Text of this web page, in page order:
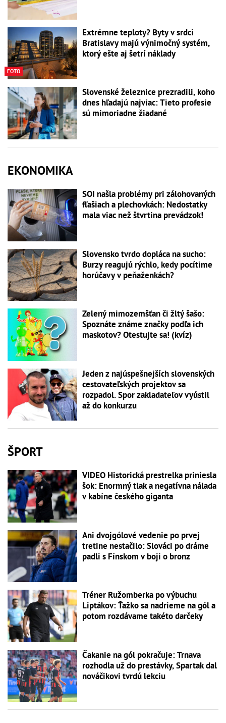
FOTO
Extrémne teploty? Byty v srdci
Bratislavy majú výnimočný systém,
ktorý ešte aj šetrí náklady
Slovenské železnice prezradili, koho
dnes hľadajú najviac: Tieto profesie
sú mimoriadne žiadané
EKONOMIKA
SOI našla problémy pri zálohovaných
fľašiach a plechovkách: Nedostatky
mala viac než štvrtina prevádzok!
Slovensko tvrdo dopláca na sucho:
Burzy reagujú rýchlo, kedy pocítime
horúčavy v peňaženkách?
Zelený mimozemšťan či žltý šašo:
Spoznáte známe značky podľa ich
maskotov? Otestujte sa! (kvíz)
Jeden z najúspešnejších slovenských
cestovateľských projektov sa
rozpadol. Spor zakladateľov vyústil
až do konkurzu
ŠPORT
VIDEO Historická prestrelka priniesla
šok: Enormný tlak a negatívna nálada
v kabíne českého giganta
Ani dvojgólové vedenie po prvej
tretine nestačilo: Slováci po dráme
padli s Fínskom v boji o bronz
Tréner Ružomberka po výbuchu
Liptákov: Ťažko sa nadrieme na gól a
potom rozdávame takéto darčeky
Čakanie na gól pokračuje: Trnava
rozhodla už do prestávky, Spartak dal
nováčikovi tvrdú lekciu